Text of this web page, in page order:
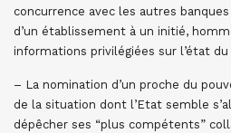
concurrence avec les autres
d’un établissement à un initié,
informations privilégiées sur l’état
– La nomination d’un proche du
de la situation dont l’Etat semble
dépêcher ses “plus compétents”